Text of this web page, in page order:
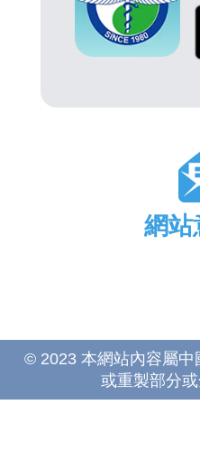
網站
© 2023 本網站內容屬中
或重製部分